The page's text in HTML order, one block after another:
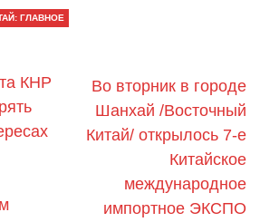
ГЛАВНОЕ
КНР
Во вторник в городе
Шанхай /Восточный
Китай/ открылось 7-е
Китайское
международное
импортное ЭКСПО